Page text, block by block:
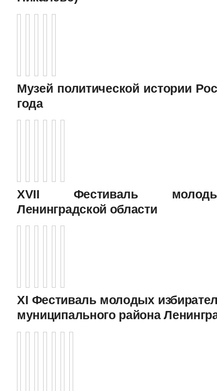
Музей политической истории
года
XVII Фестиваль
Ленинградской области
XI Фестиваль молодых
муниципального района